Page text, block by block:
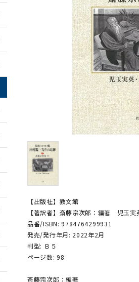
【出版社】教文館
【著訳者】斎藤宗次郎：編著 児玉実
品番/ISBN: 9784764299931
発売/発行年月: 2022年2月
判型: Ｂ５
ページ数: 98
斎藤宗次郎：編著